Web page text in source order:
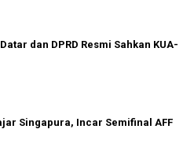
dan DPRD Resmi Sahkan KUA-
Singapura, Incar Semifinal AFF